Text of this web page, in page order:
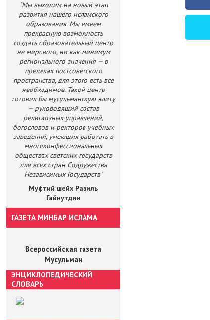
"Мы выходим на новый этап
развития нашего исламского
образования. Мы имеем
прекрасную возможность
создать образовательный центр
не мирового, но как минимум
регионального значения — в
пределах постсоветского
пространства, для этого есть все
необходимое. Такой центр
готовил бы мусульманскую элиту
— руководящий состав
религиозных управлений,
богословов и ректоров учебных
заведений, умеющих работать в
многоконфессиональных
обществах светских государств
для всех стран Содружества
Независимых Государств"
Муфтий шейх Равиль
Гайнутдин
ГАЗЕТА МИНБАР ИСЛАМА
Всероссийская газета
Мусульман
ЭНЦИКЛОПЕДИЧЕСКИЙ
СЛОВАРЬ